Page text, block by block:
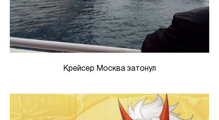
Крейсер Москва затонул